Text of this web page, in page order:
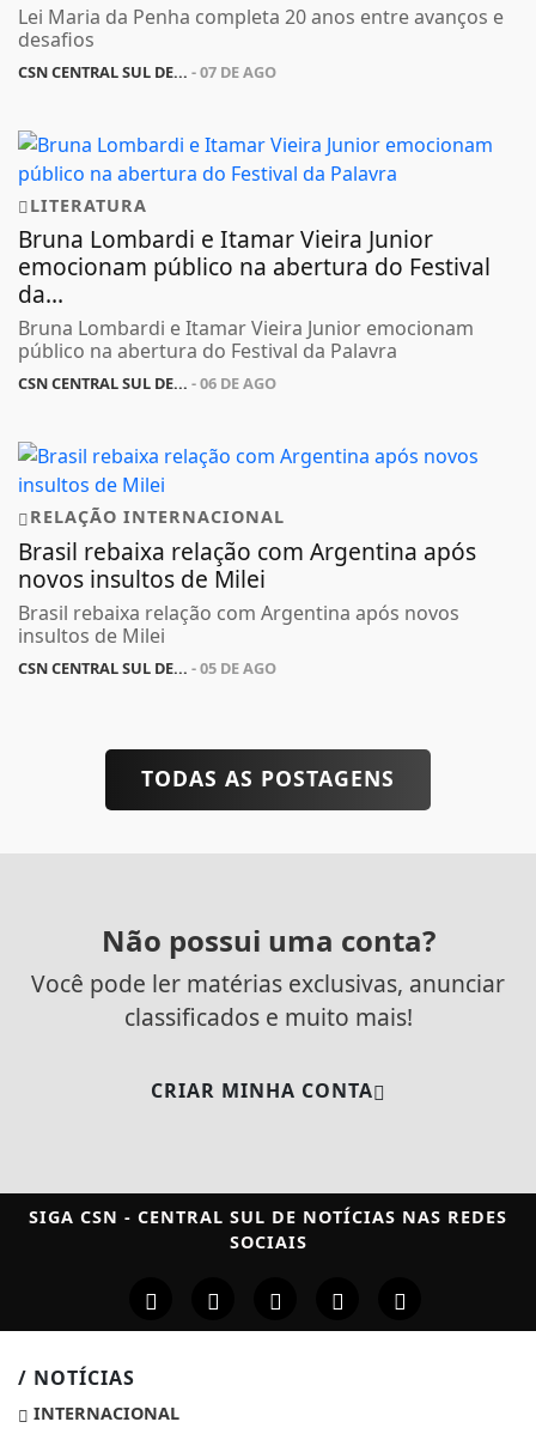
Lei Maria da Penha completa 20 anos entre avanços e
desafios
CSN CENTRAL SUL DE... - 07 DE AGO
LITERATURA
Bruna Lombardi e Itamar Vieira Junior
emocionam público na abertura do Festival
da...
Bruna Lombardi e Itamar Vieira Junior emocionam
público na abertura do Festival da Palavra
CSN CENTRAL SUL DE... - 06 DE AGO
RELAÇÃO INTERNACIONAL
Brasil rebaixa relação com Argentina após
novos insultos de Milei
Brasil rebaixa relação com Argentina após novos
insultos de Milei
CSN CENTRAL SUL DE... - 05 DE AGO
TODAS AS POSTAGENS
Não possui uma conta?
Você pode ler matérias exclusivas, anunciar
classificados e muito mais!
CRIAR MINHA CONTA
SIGA CSN - CENTRAL SUL DE NOTÍCIAS NAS REDES
SOCIAIS
/ NOTÍCIAS
INTERNACIONAL